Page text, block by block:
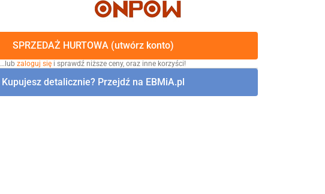
SPRZEDAŻ HURTOWA (utwórz konto)
…lub zaloguj się i sprawdź niższe ceny, oraz inne korzyści!
Kupujesz detalicznie? Przejdź na EBMiA.pl